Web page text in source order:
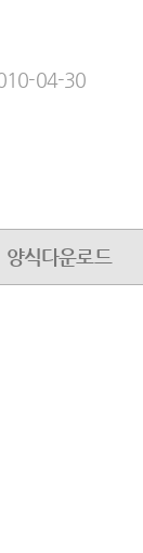
04-30
양식다운로드